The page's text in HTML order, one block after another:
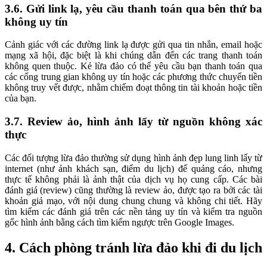
3.6. Gửi link lạ, yêu cầu thanh toán qua bên thứ ba
không uy tín
Cảnh giác với các đường link lạ được gửi qua tin nhắn, email hoặc
mạng xã hội, đặc biệt là khi chúng dẫn đến các trang thanh toán
không quen thuộc. Kẻ lừa đảo có thể yêu cầu bạn thanh toán qua
các cổng trung gian không uy tín hoặc các phương thức chuyển tiền
không truy vết được, nhằm chiếm đoạt thông tin tài khoản hoặc tiền
của bạn.
3.7. Review ảo, hình ảnh lấy từ nguồn không xác
thực
Các đối tượng lừa đảo thường sử dụng hình ảnh đẹp lung linh lấy từ
internet (như ảnh khách sạn, điểm du lịch) để quảng cáo, nhưng
thực tế không phải là ảnh thật của dịch vụ họ cung cấp. Các bài
đánh giá (review) cũng thường là review ảo, được tạo ra bởi các tài
khoản giả mạo, với nội dung chung chung và không chi tiết. Hãy
tìm kiếm các đánh giá trên các nền tảng uy tín và kiểm tra nguồn
gốc hình ảnh bằng cách tìm kiếm ngược trên Google Images.
4. Cách phòng tránh lừa đảo khi đi du lịch